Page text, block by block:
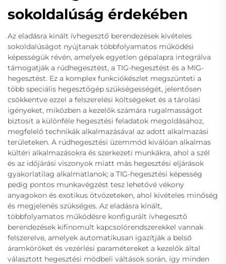
sokoldalúság érdekében
Az eladásra kínált ívhegesztő berendezések kivételes
sokoldalúságot nyújtanak többfolyamatos működési
képességük révén, amelyek egyetlen gépalapra integrálva
támogatják a rúdhegesztést, a TIG-hegesztést és a MIG-
hegesztést. Ez a komplex funkciókészlet megszünteti a
több speciális hegesztőgép szükségességét, jelentősen
csökkentve ezzel a felszerelési költségeket és a tárolási
igényeket, miközben a kezelők számára rugalmasságot
biztosít a különféle hegesztési feladatok megoldásához,
megfelelő technikák alkalmazásával az adott alkalmazási
területeken. A rúdhegesztési üzemmód kiválóan alkalmas
kültéri alkalmazásokra és szerkezeti munkákra, ahol a szél
és az időjárási viszonyok miatt más hegesztési eljárások
gyakorlatilag alkalmatlanok; a TIG-hegesztési képesség
pedig pontos munkavégzést tesz lehetővé vékony
anyagokon és exotikus ötvözeteken, ahol kivételes minőség
és megjelenés szükséges. Az eladásra kínált,
többfolyamatos működésre konfigurált ívhegesztő
berendezések kifinomult kapcsolórendszerekkel vannak
felszerelve, amelyek automatikusan igazítják a belső
áramköröket és vezérlési paramétereket a kezelők által
választott hegesztési módbeli váltások során, így minden